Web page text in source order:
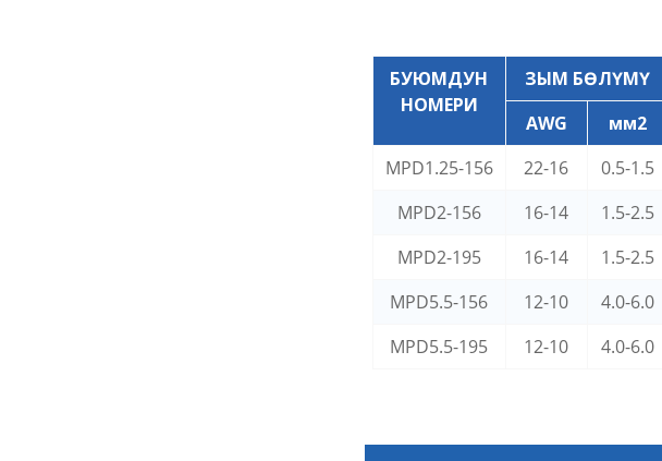
БУЮМДУН
НОМЕРИ
ЗЫМ БӨЛҮМҮ
AWG
мм2
MPD1.25-156
22-16 0.5-1.5
MPD2-156 16-14 1.5-2.5
MPD2-195
16-14 1.5-2.5
MPD5.5-156
12-10 4.0-6.0
MPD5.5-195
12-10 4.0-6.0